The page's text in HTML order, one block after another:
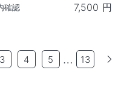
確認 7,500 円
3 4 5 … 13